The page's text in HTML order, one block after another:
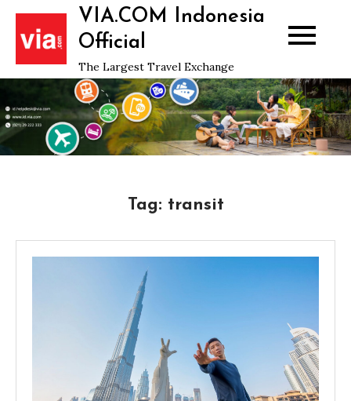
Skip
content
VIA.COM Indonesia
Official
The Largest Travel Exchange
Tag: transit